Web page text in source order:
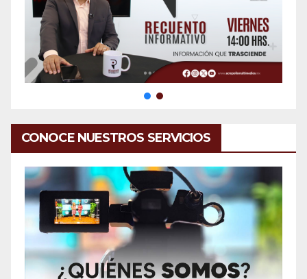
CONOCE NUESTROS SERVICIOS